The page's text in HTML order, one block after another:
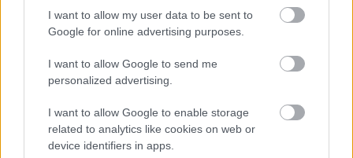
I want to allow my user data to be sent to
Google for online advertising purposes.
I want to allow Google to send me
personalized advertising.
I want to allow Google to enable storage
related to analytics like cookies on web or
device identifiers in apps.
Team Slavia Pojišťovna Robinson
Trentino – tämä tiimi tuo estradille
kansainvälisyyttä
MAASTOHIIHTO.COM 07.11.2025
Tämä italialainen Pro Team on ollut mukana Ski Classics -